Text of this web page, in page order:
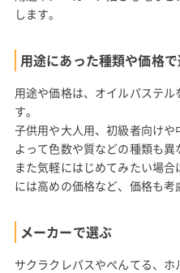
します。
用途にあった種類や価格
用途や価格は、オイルパステ
す。
子供用や大人用、初級者向け
よって色数や質などの種類も異
また気軽にはじめてみたい場
には高めの価格など、価格も考
メーカーで選ぶ
サクラクレパスやぺんてる、ホ